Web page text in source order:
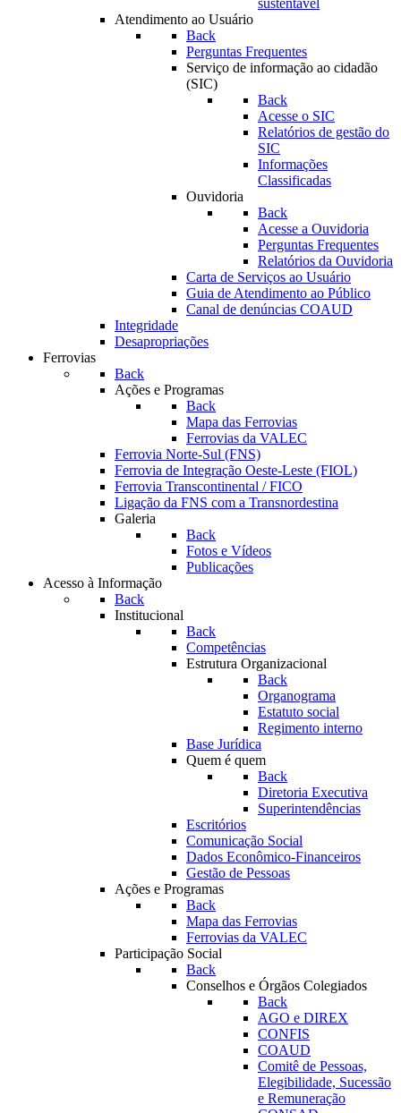
sustentável
Atendimento ao Usuário
Back
Perguntas Frequentes
Serviço de informação ao cidadão
(SIC)
Back
Acesse o SIC
Relatórios de gestão do
SIC
Informações
Classificadas
Ouvidoria
Back
Acesse a Ouvidoria
Perguntas Frequentes
Relatórios da Ouvidoria
Carta de Serviços ao Usuário
Guia de Atendimento ao Público
Canal de denúncias COAUD
Integridade
Desapropriações
Ferrovias
Back
Ações e Programas
Back
Mapa das Ferrovias
Ferrovias da VALEC
Ferrovia Norte-Sul (FNS)
Ferrovia de Integração Oeste-Leste (FIOL)
Ferrovia Transcontinental / FICO
Ligação da FNS com a Transnordestina
Galeria
Back
Fotos e Vídeos
Publicações
Acesso à Informação
Back
Institucional
Back
Competências
Estrutura Organizacional
Back
Organograma
Estatuto social
Regimento interno
Base Jurídica
Quem é quem
Back
Diretoria Executiva
Superintendências
Escritórios
Comunicação Social
Dados Econômico-Financeiros
Gestão de Pessoas
Ações e Programas
Back
Mapa das Ferrovias
Ferrovias da VALEC
Participação Social
Back
Conselhos e Órgãos Colegiados
Back
AGO e DIREX
CONFIS
COAUD
Comitê de Pessoas,
Elegibilidade, Sucessão
e Remuneração